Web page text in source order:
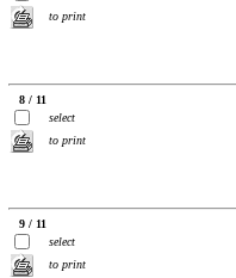
to print
8 / 11
select
to print
9 / 11
select
to print